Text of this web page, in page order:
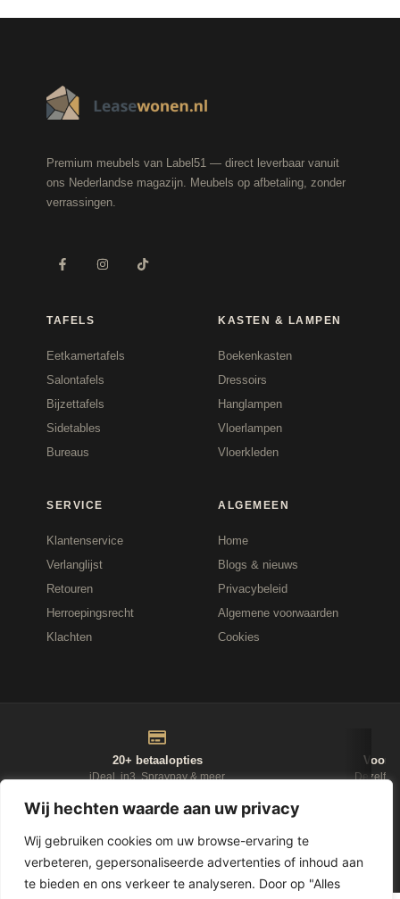
Wij hechten waarde aan uw privacy
Wij gebruiken cookies om uw browse-ervaring te
verbeteren, gepersonaliseerde advertenties of inhoud aan
te bieden en ons verkeer te analyseren. Door op "Alles
Premium meubels van Label51 — direct leverbaar vanuit
ons Nederlandse magazijn. Meubels op afbetaling, zonder
verrassingen.
TAFELS
Eetkamertafels
Salontafels
Bijzettafels
Sidetables
Bureaus
KASTEN & LAMPEN
Boekenkasten
Dressoirs
Hanglampen
Vloerlampen
Vloerkleden
SERVICE
Klantenservice
Verlanglijst
Retouren
Herroepingsrecht
Klachten
ALGEMEEN
Home
Blogs & nieuws
Privacybeleid
Algemene voorwaarden
Cookies
20+ betaalopties
iDeal, in3, Spraypay & meer
Voor
NIEUWSBRIEF